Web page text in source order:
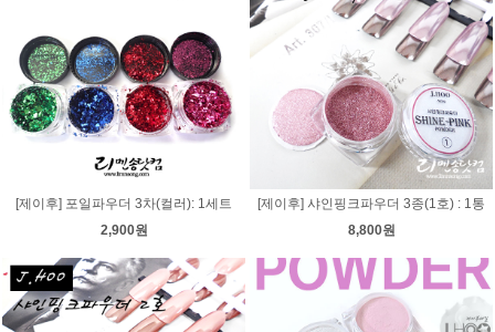
[제이후] 포일파우더 3차(컬러): 1세트
2,900원
[제이후] 샤인핑크파우더 3종(1호) : 1통
8,800원